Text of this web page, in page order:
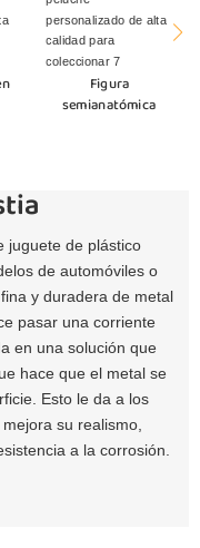
Figura
semianatómica
juguete de plástico
de automóviles o
y duradera de metal
pasar una corriente
en una solución que
hace que el metal se
Esto le da a los
su realismo,
a la corrosión.